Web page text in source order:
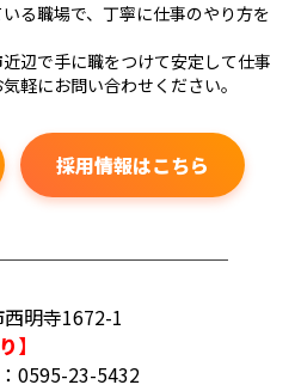
る職場で、丁寧に仕事のやり方を
辺で手に職をつけて安定して仕事
軽にお問い合わせください。
採用情報はこちら
明寺1672-1
】
0595-23-5432